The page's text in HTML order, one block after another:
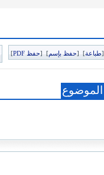
[طباعة]
[حفظ بإسم]
[حفظ PDF ]